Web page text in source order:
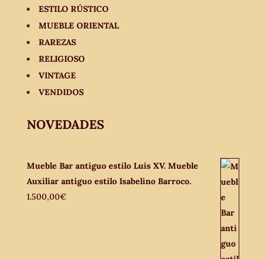
ESTILO RÚSTICO
MUEBLE ORIENTAL
RAREZAS
RELIGIOSO
VINTAGE
VENDIDOS
NOVEDADES
Mueble Bar antiguo estilo Luis XV. Mueble
Auxiliar antiguo estilo Isabelino Barroco.
1.500,00€